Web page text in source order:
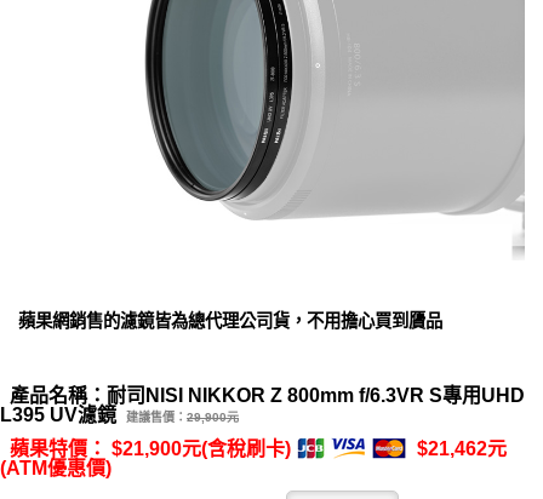
蘋果網銷售的濾鏡皆為總代理公司貨，不用擔心買到贗品
產品名稱：耐司NISI NIKKOR Z 800mm f/6.3VR S專用UHD
L395 UV濾鏡
建議售價： 29,900元
蘋果特價： $21,900元(含稅刷卡)
$21,462元
(ATM優惠價)